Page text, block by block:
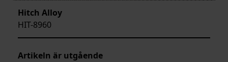
Hitch Alloy
HIT-8960
Artikeln är utgående